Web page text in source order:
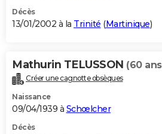
Décès
13/01/2002 à la Trinité (Martinique)
Mathurin TELUSSON (60
Créer une cagnotte obsèques
Naissance
09/04/1939 à Schœlcher
Décès